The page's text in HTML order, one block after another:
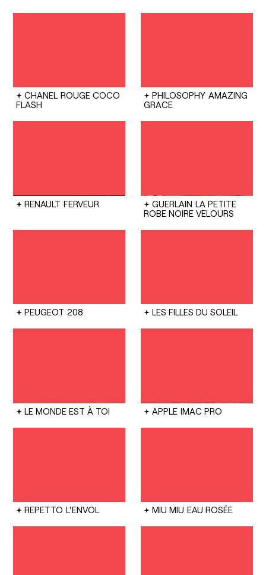
CHANEL ROUGE COCO
FLASH
PHILOSOPHY AMAZING
GRACE
RENAULT FERVEUR GUERLAIN LA PETITE
ROBE NOIRE VELOURS
PEUGEOT 208 LES FILLES DU SOLEIL
LE MONDE EST À TOI APPLE IMAC PRO
REPETTO L'ENVOL MIU MIU EAU ROSÉE